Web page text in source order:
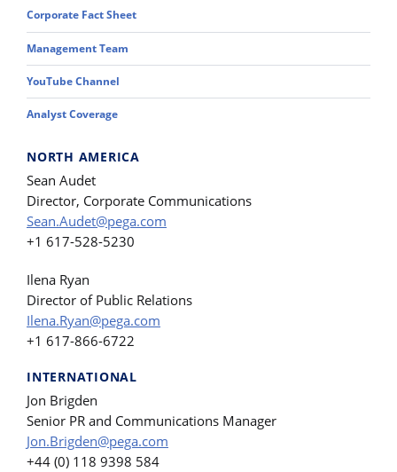
Corporate Fact Sheet
Management Team
YouTube Channel
Analyst Coverage
NORTH AMERICA
Sean Audet
Director, Corporate Communications
Sean.Audet@pega.com
+1 617-528-5230
Ilena Ryan
Director of Public Relations
Ilena.Ryan@pega.com
+1 617-866-6722
INTERNATIONAL
Jon Brigden
Senior PR and Communications Manager
Jon.Brigden@pega.com
+44 (0) 118 9398 584